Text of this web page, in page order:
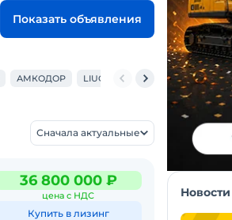
Показать объявления
АМКОДОР LIUGONG
Сначала актуальные
36 800 000 ₽
цена с НДС
Купить в лизинг
Новости